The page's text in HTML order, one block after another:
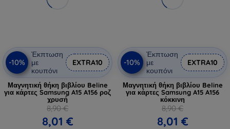
-10%
Έκπτωση
με
κουπόνι
EXTRA10
Μαγνητική θήκη βιβλίου Beline
για κάρτες Samsung A15 A156 ροζ
χρυσή
8,90 €
8,01 €
-10%
Έκπτωση
με
κουπόνι
EXTRA10
Μαγνητική θήκη βιβλίου Beline
για κάρτες Samsung A15 A156
κόκκινη
8,90 €
8,01 €